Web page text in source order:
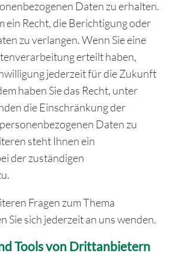
Daten zu erhalten.
ein Recht, die Berichtigung oder
zu verlangen. Wenn Sie eine
erteilt haben,
jederzeit für die Zukunft
haben Sie das Recht, unter
die Einschränkung der
Daten zu
steht Ihnen ein
der zuständigen
Fragen zum Thema
Sie sich jederzeit an uns wenden.
Tools von Dritt­anbietern